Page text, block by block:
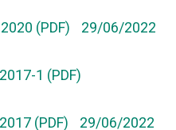
(PDF)
29/06/2022
1 (PDF)
(PDF)
29/06/2022